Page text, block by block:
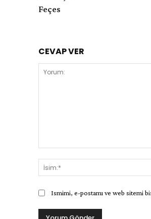
Feçes
CEVAP VER
Ismimi, e-postamı ve web sitemi